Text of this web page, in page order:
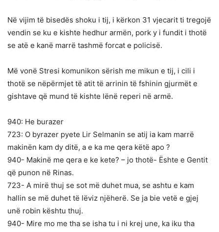
Në vijim të bisedës shoku i tij, i kërkon 31 vjecarit ti tregojë
vendin se ku e kishte hedhur armën, pork y i fundit i thotë
se atë e kanë marrë tashmë forcat e policisë.
Më vonë Stresi komunikon sërish me mikun e tij, i cili i
thotë se nëpërmjet të atit të arrinin të fshinin gjurmët e
gishtave që mund të kishte lënë reperi në armë.
940: He burazer
723: O byrazer pyete Lir Selmanin se atij ia kam marrë
makinën kam dy ditë, a e ka me qera këtë apo ?
940- Makinë me qera e ke kete? – jo thotë- Ështe e Gentit
që punon në Rinas.
723- A mirë thuj se sot më duhet mua, se ashtu e kam
hallin se më duhet të lëviz njëherë. Se ja bie vetë e gjej
unë robin kështu thuj.
940- Mire mo me tha se isha tu i ni krej une, ka iku tha